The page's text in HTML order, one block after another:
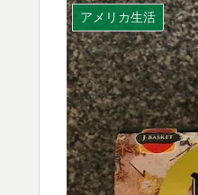
アメリカ生活